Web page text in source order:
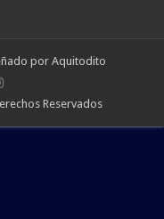
por Aquitodito
Reservados